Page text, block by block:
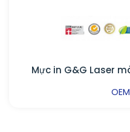
Mực in G&G Laser